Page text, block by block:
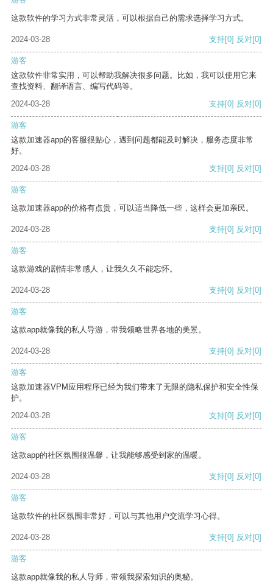
这款软件的学习方式非常灵活，可以根据自己的需求选择学习方式。
2024-03-28 支持[0] 反对[0]
游客
这款软件非常实用，可以帮助我解决很多问题。比如，我可以使用它来
查找资料、翻译语言、编写代码等。
2024-03-28
支持[0] 反对[0]
游客
这款加速器app的客服很贴心，遇到问题都能及时解决，服务态度非常
好。
2024-03-28
支持[0] 反对[0]
游客
这款加速器app的价格有点贵，可以适当降低一些，这样会更加亲民。
2024-03-28 支持[0] 反对[0]
游客
这款游戏的剧情非常感人，让我久久不能忘怀。
2024-03-28 支持[0] 反对[0]
游客
这款app就像我的私人导游，带我领略世界各地的美景。
2024-03-28 支持[0] 反对[0]
游客
这款加速器VPM应用程序已经为我们带来了无限的隐私保护和安全性保
护。
2024-03-28
支持[0] 反对[0]
游客
这款app的社区氛围很温馨，让我能够感受到家的温暖。
2024-03-28 支持[0] 反对[0]
游客
这款软件的社区氛围非常好，可以与其他用户交流学习心得。
2024-03-28 支持[0] 反对[0]
游客
这款app就像我的私人导师，带领我探索知识的奥秘。